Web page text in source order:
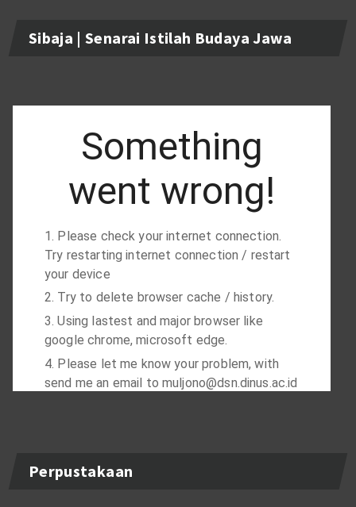
Sibaja | Senarai Istilah Budaya Jawa
Perpustakaan